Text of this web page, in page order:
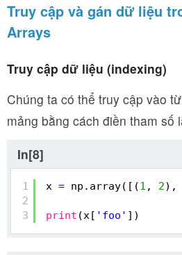
Truy cập và gán dữ liệu
Arrays
Truy cập dữ liệu (indexing)
Chúng ta có thể truy cập vào
mảng bằng cách điền tham số
In[8]
1
2
3
x = np.array([(1 , 2),
print (x[ 'foo' ])